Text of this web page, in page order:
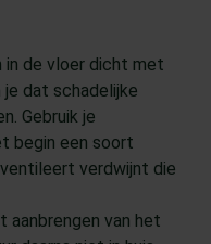
in de vloer dicht met
dat schadelijke
Gebruik je
begin een soort
verdwijnt die
aanbrengen van het